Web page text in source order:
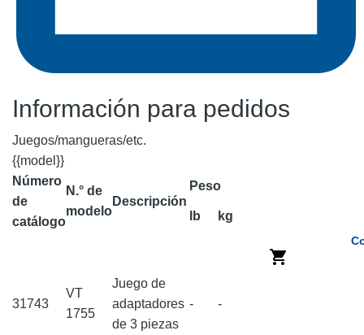
Información para pedidos
Juegos/mangueras/etc.
{{model}}
Número
de
catálogo
N.° de
modelo
Descripción
Peso
lb kg
31743
VT
1755
Juego de
adaptadores
de 3 piezas
- -